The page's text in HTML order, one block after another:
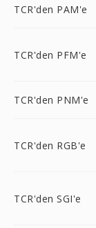
TCR'den PAM'e
TCR'den PFM'e
TCR'den PNM'e
TCR'den RGB'e
TCR'den SGI'e